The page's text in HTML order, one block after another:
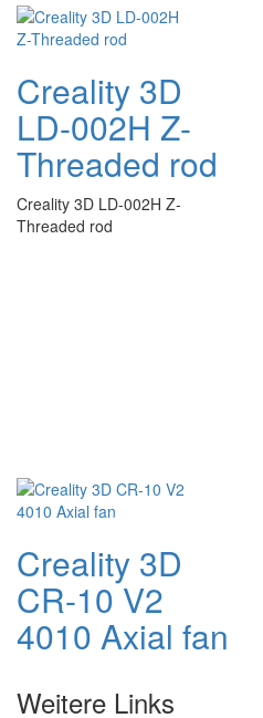
Creality 3D
LD-002H Z-
Threaded rod
Creality 3D LD-002H Z-
Threaded rod
Creality 3D
CR-10 V2
4010 Axial fan
Weitere Links